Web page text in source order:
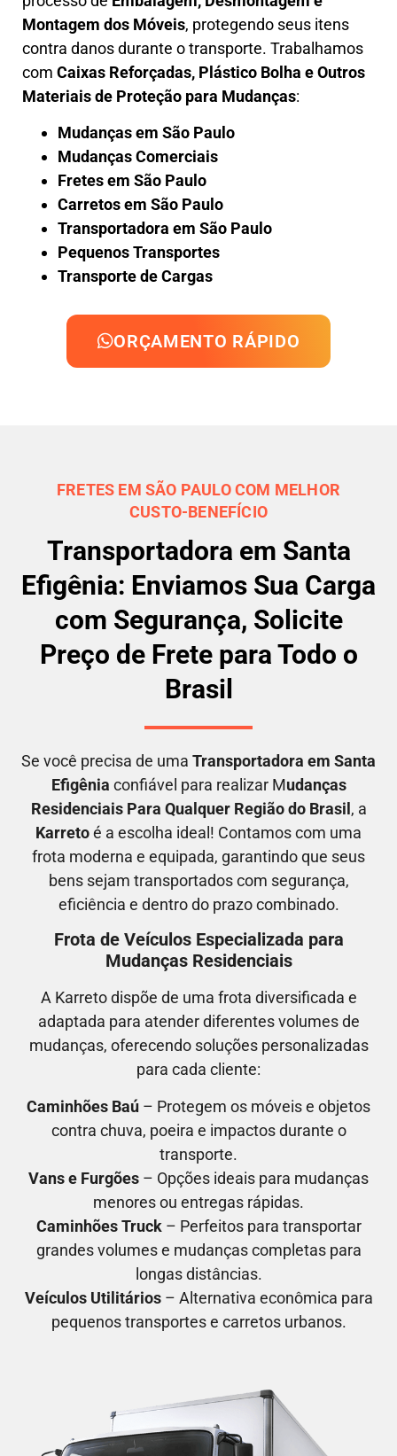
Montagem dos Móveis, protegendo seus itens
contra danos durante o transporte. Trabalhamos
com Caixas Reforçadas, Plástico Bolha e Outros
Materiais de Proteção para Mudanças:
Mudanças em São Paulo
Mudanças Comerciais
Fretes em São Paulo
Carretos em São Paulo
Transportadora em São Paulo
Pequenos Transportes
Transporte de Cargas
ORÇAMENTO RÁPIDO
FRETES EM SÃO PAULO COM MELHOR
CUSTO-BENEFÍCIO
Transportadora em Santa
Efigênia: Enviamos Sua Carga
com Segurança, Solicite
Preço de Frete para Todo o
Brasil
Se você precisa de uma Transportadora em Santa
Efigênia confiável para realizar Mudanças
Residenciais Para Qualquer Região do Brasil , a
Karretoé a escolha ideal! Contamos com uma
frota moderna e equipada, garantindo que seus
bens sejam transportados com segurança,
eficiência e dentro do prazo combinado.
Frota de Veículos Especializada para
Mudanças Residenciais
A Karreto dispõe de uma frota diversificada e
adaptada para atender diferentes volumes de
mudanças, oferecendo soluções personalizadas
para cada cliente:
Caminhões Baú – Protegem os móveis e objetos
contra chuva, poeira e impactos durante o
transporte.
Vans e Furgões – Opções ideais para mudanças
menores ou entregas rápidas.
Caminhões Truck– Perfeitos para transportar
grandes volumes e mudanças completas para
longas distâncias.
Veículos Utilitários– Alternativa econômica para
pequenos transportes e carretos urbanos.